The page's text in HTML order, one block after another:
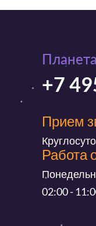
+7
Прием
Работа
02:00 -